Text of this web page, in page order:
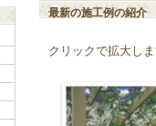
最新の施工例の紹介
クリックで拡大し